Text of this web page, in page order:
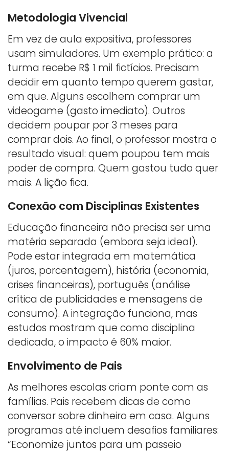
Metodologia Vivencial
Em vez de aula expositiva, professores
usam simuladores. Um exemplo prático: a
turma recebe R$ 1 mil fictícios. Precisam
decidir em quanto tempo querem gastar,
em que. Alguns escolhem comprar um
videogame (gasto imediato). Outros
decidem poupar por 3 meses para
comprar dois. Ao final, o professor mostra o
resultado visual: quem poupou tem mais
poder de compra. Quem gastou tudo quer
mais. A lição fica.
Conexão com Disciplinas Existentes
Educação financeira não precisa ser uma
matéria separada (embora seja ideal).
Pode estar integrada em matemática
(juros, porcentagem), história (economia,
crises financeiras), português (análise
crítica de publicidades e mensagens de
consumo). A integração funciona, mas
estudos mostram que como disciplina
dedicada, o impacto é 60% maior.
Envolvimento de Pais
As melhores escolas criam ponte com as
famílias. Pais recebem dicas de como
conversar sobre dinheiro em casa. Alguns
programas até incluem desafios familiares:
“Economize juntos para um passeio